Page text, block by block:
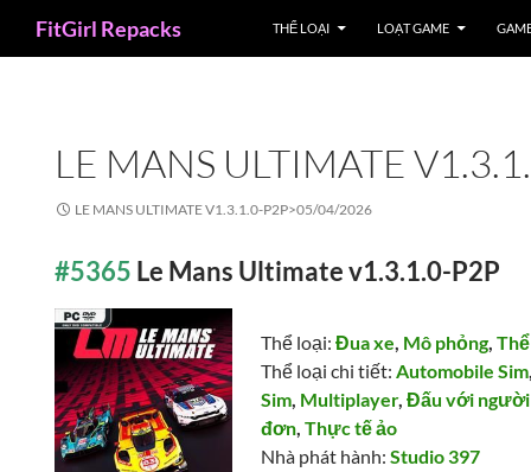
FitGirl Repacks THỂ LOẠI LOẠT GAME
LE MANS ULTIMATE
LE MANS ULTIMATE V1.3.1.0-P2P>05/04/2026
#5365 Le Mans Ultimate v1.3.1.0-P2P
Thể loại:Đua xe, Mô phỏng,
Thể loại chi tiết:Automobile Sim
Sim, Multiplayer,Đấu với
đơn,Thực tế ảo
Nhà phát hành:Studio 397